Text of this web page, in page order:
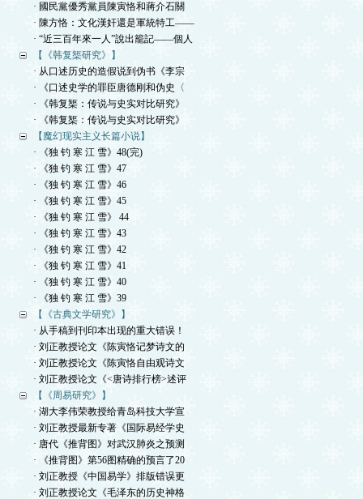
· 國民黨優秀黨員陳寅恪和蔣介石關
· 陳方恪：文化漢奸還是軍統特工——
· “近三百年來一人”說出籠記——個人
【《韩复榘研究》】
· 从口述历史的造假说到伪书《李宗
· 《口述史学的罪臣唐德刚和伪史〈
· 《韩复榘：传说与史实对比研究》
· 《韩复榘：传说与史实对比研究》
【魔幻现实主义长篇小说】
· 《独 钓 寒 江 雪》48(完)
· 《独 钓 寒 江 雪》47
· 《独 钓 寒 江 雪》46
· 《独 钓 寒 江 雪》45
· 《独 钓 寒 江 雪》 44
· 《独 钓 寒 江 雪》43
· 《独 钓 寒 江 雪》42
· 《独 钓 寒 江 雪》41
· 《独 钓 寒 江 雪》40
· 《独 钓 寒 江 雪》39
【《古典文学研究》】
· 从手稿到刊印本出现的重大错误！
· 刘正教授论文《陈寅恪记梦诗文的
· 刘正教授论文《陈寅恪自由观诗文
· 刘正教授论文《<唐诗排行榜>述评
【《周易研究》】
· 湖大李伟荣教授给青岛科技大学宣
· 刘正教授最新专著《国际易经学史
· 唐代《推背图》对武汉肺炎之预测
· 《推背图》第56图精确的预言了20
· 刘正教授《中国易学》排版错误更
· 刘正教授论文《毛泽东的历史神格